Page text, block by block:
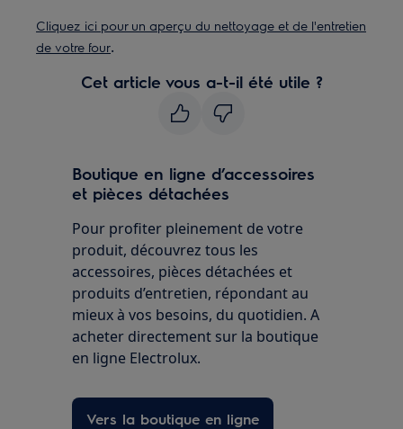
Cliquez ici pour un aperçu du nettoyage et de l'entretien
de votre four.
Cet article vous a-t-il été utile ?
Boutique en ligne d’accessoires
et pièces détachées
Pour profiter pleinement de votre
produit, découvrez tous les
accessoires, pièces détachées et
produits d’entretien, répondant au
mieux à vos besoins, du quotidien. A
acheter directement sur la boutique
en ligne Electrolux.
Vers la boutique en ligne